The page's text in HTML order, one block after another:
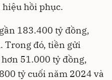
hồi phục.
183.400 tỷ đồng,
Trong đó, tiền gửi
51.000 tỷ đồng,
tỷ cuối năm 2024 và